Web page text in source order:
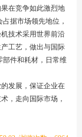
在竞争如此激烈地
据市场领先地位，
技术采用世界前沿
工艺，做出与国际
部件和耗材，日常维
发展，保证企业在
，走向国际市场，